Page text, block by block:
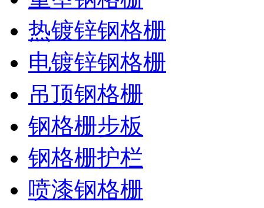
热镀锌钢格栅
电镀锌钢格栅
吊顶钢格栅
钢格栅步板
钢格栅护栏
喷漆钢格栅